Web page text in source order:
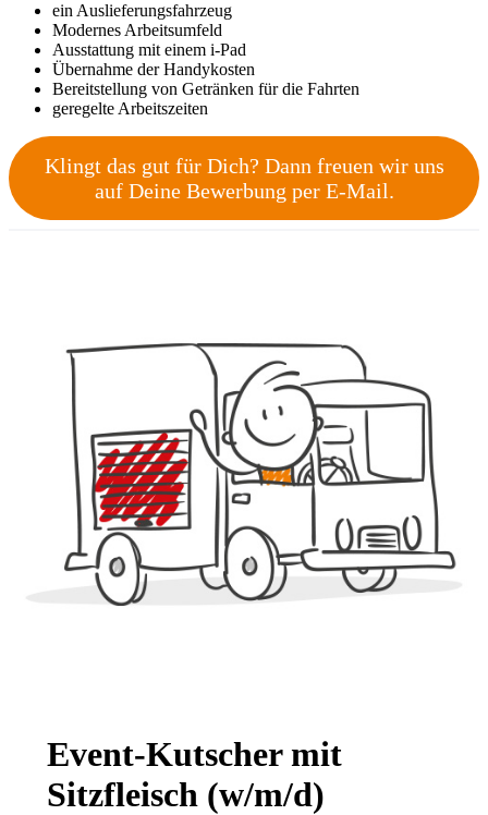
ein Auslieferungsfahrzeug
Modernes Arbeitsumfeld
Ausstattung mit einem i-Pad
Übernahme der Handykosten
Bereitstellung von Getränken für die Fahrten
geregelte Arbeitszeiten
Klingt das gut für Dich? Dann freuen wir uns
auf Deine Bewerbung per E-Mail.
Event-Kutscher mit
Sitzfleisch (w/m/d)